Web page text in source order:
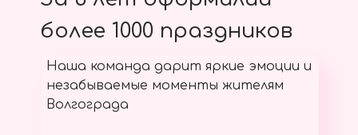
более 1000 праздников
Наша команда дарит яркие эмоции и
незабываемые моменты жителям
Волгограда